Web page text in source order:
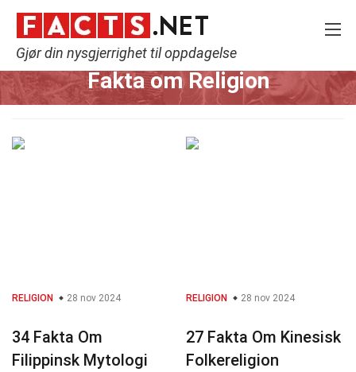
Gjør din nysgjerrighet til oppdagelse
Home Historie Religion
Fakta om Religion
RELIGION 28 nov 2024
34 Fakta Om
Filippinsk Mytologi
RELIGION 28 nov 2024
27 Fakta Om Kinesisk
Folkereligion